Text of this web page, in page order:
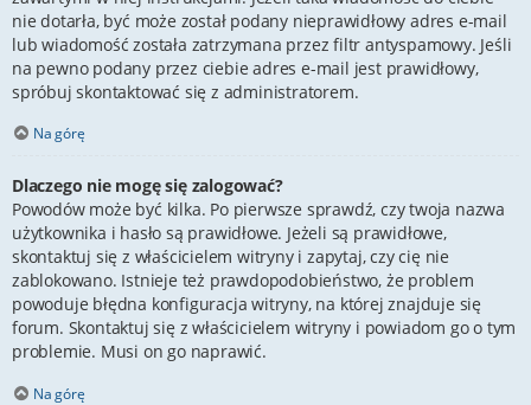
nie dotarła, być może został podany nieprawidłowy adres e-mail
lub wiadomość została zatrzymana przez filtr antyspamowy. Jeśli
na pewno podany przez ciebie adres e-mail jest prawidłowy,
spróbuj skontaktować się z administratorem.
Na górę
Dlaczego nie mogę się zalogować?
Powodów może być kilka. Po pierwsze sprawdź, czy twoja nazwa
użytkownika i hasło są prawidłowe. Jeżeli są prawidłowe,
skontaktuj się z właścicielem witryny i zapytaj, czy cię nie
zablokowano. Istnieje też prawdopodobieństwo, że problem
powoduje błędna konfiguracja witryny, na której znajduje się
forum. Skontaktuj się z właścicielem witryny i powiadom go o tym
problemie. Musi on go naprawić.
Na górę